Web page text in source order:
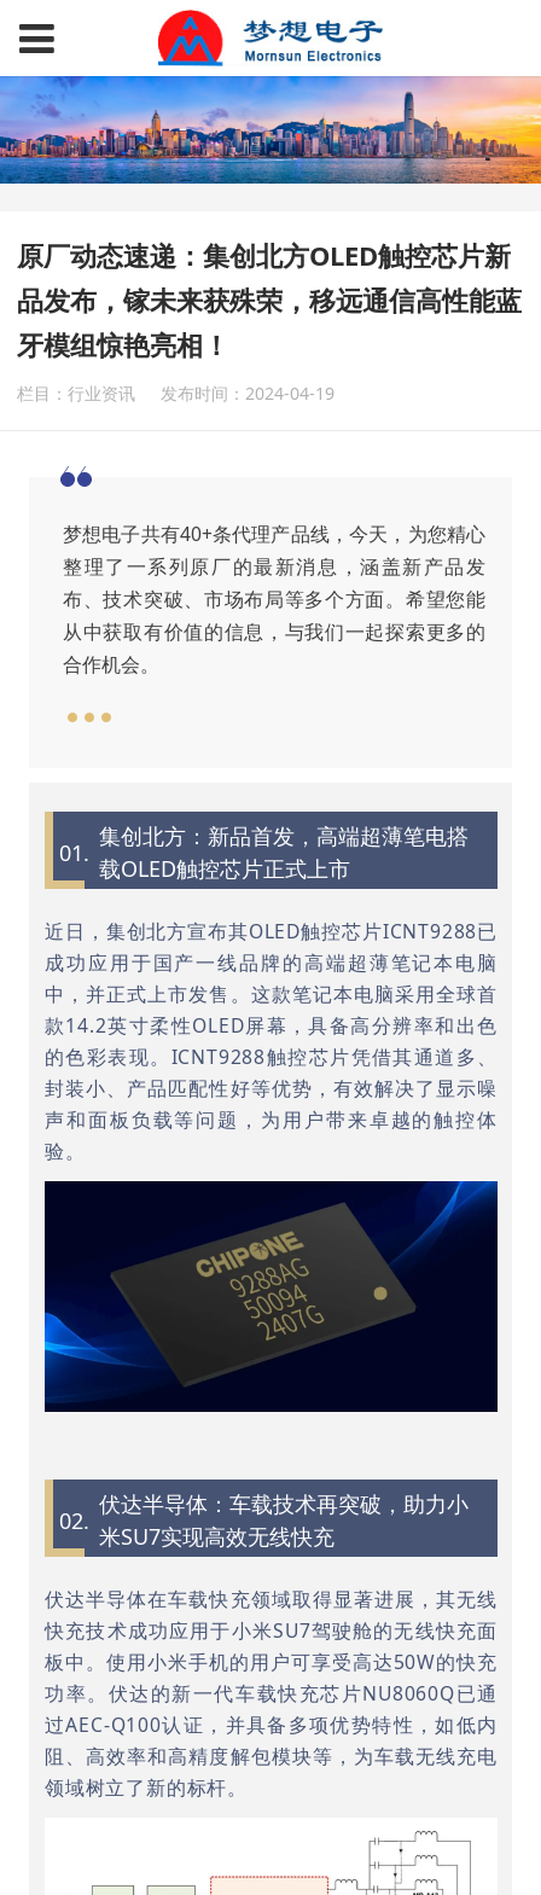
原厂动态速递：集创北方OLED触控芯片新
品发布，镓未来获殊荣，移远通信高性能蓝
牙模组惊艳亮相！
栏目：行业资讯 发布时间：2024-04-19
梦想电子共有40+条代理产品线，今天，为您精心
整理了一系列原厂的最新消息，涵盖新产品发
布、技术突破、市场布局等多个方面。希望您能
从中获取有价值的信息，与我们一起探索更多的
合作机会。
01.
集创北方：新品首发，高端超薄笔电搭
载OLED触控芯片正式上市
近日，集创北方宣布其OLED触控芯片ICNT9288已
成功应用于国产一线品牌的高端超薄笔记本电脑
中，并正式上市发售。这款笔记本电脑采用全球首
款14.2英寸柔性OLED屏幕，具备高分辨率和出色
的色彩表现。ICNT9288触控芯片凭借其通道多、
封装小、产品匹配性好等优势，有效解决了显示噪
声和面板负载等问题，为用户带来卓越的触控体
验。
02.
伏达半导体：车载技术再突破，助力小
米SU7实现高效无线快充
伏达半导体在车载快充领域取得显著进展，其无线
快充技术成功应用于小米SU7驾驶舱的无线快充面
板中。使用小米手机的用户可享受高达50W的快充
功率。伏达的新一代车载快充芯片NU8060Q已通
过AEC-Q100认证，并具备多项优势特性，如低内
阻、高效率和高精度解包模块等，为车载无线充电
领域树立了新的标杆。